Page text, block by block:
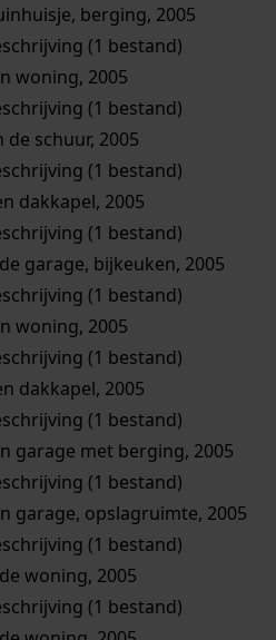
berging, 2005
(1 bestand)
woning, 2005
(1 bestand)
schuur, 2005
(1 bestand)
dakkapel, 2005
(1 bestand)
garage, bijkeuken, 2005
(1 bestand)
woning, 2005
(1 bestand)
dakkapel, 2005
(1 bestand)
garage met berging, 2005
(1 bestand)
garage, opslagruimte, 2005
(1 bestand)
woning, 2005
(1 bestand)